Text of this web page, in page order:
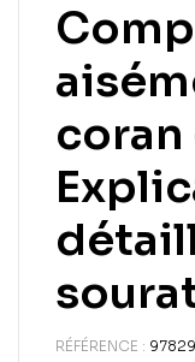
coran
RÉFÉRENCE :